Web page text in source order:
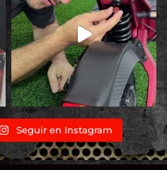
Seguir en Instagram